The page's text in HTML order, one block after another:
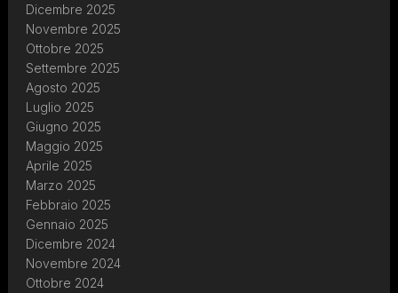
Dicembre 2025
Novembre 2025
Ottobre 2025
Settembre 2025
Agosto 2025
Luglio 2025
Giugno 2025
Maggio 2025
Aprile 2025
Marzo 2025
Febbraio 2025
Gennaio 2025
Dicembre 2024
Novembre 2024
Ottobre 2024